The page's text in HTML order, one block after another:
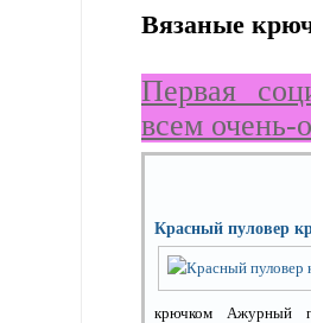
Вязаные
Первая
всем очень-
Красный пуловер
крючком Ажурный